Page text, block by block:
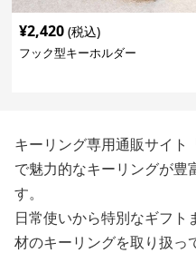
¥2,420 (税込)
フック型キーホルダー
キーリング専用通販サイト
で魅力的なキーリングが豊
す。
日常使いから特別なギフト
材のキーリングを取り扱っ